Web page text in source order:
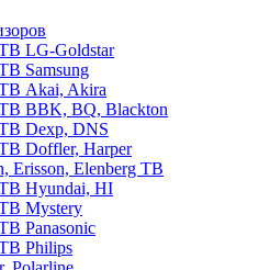
LG-Goldstar
Samsung
Akai, Akira
BBK, BQ, Blackton
Dexp, DNS
Doffler, Harper
Erisson, Elenberg ТВ
Hyundai, HI
Mystery
Panasonic
Philips